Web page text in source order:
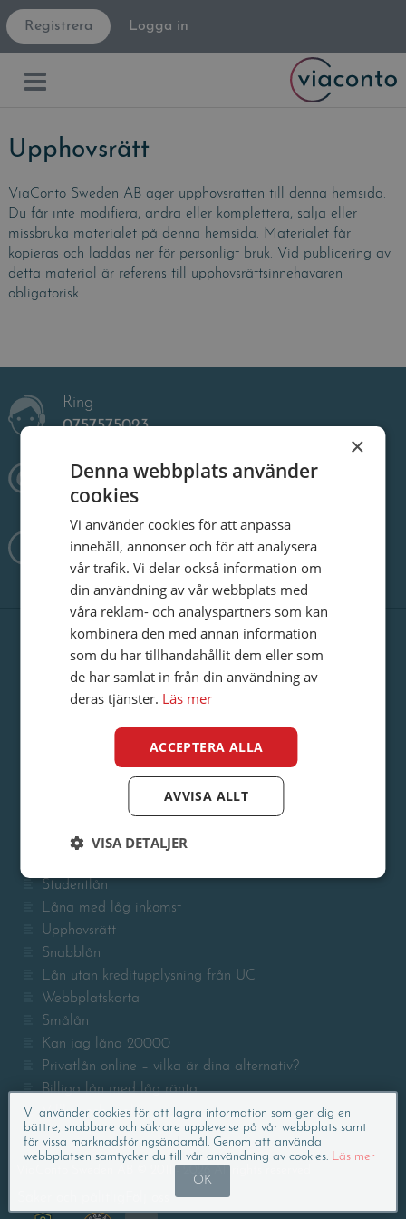
Registrera Logga in
Upphovsrätt
ViaConto Sweden AB äger upphovsrätten till denna hemsida.
Du får inte modifiera, ändra eller komplettera, sälja eller
missbruka materialet på denna hemsida. Materialet får
kopieras och laddas ner för personligt bruk. Vid publicering av
detta material är referens till upphovsrättsinnehavaren
obligatorisk.
Ring
0757575023
Skicka ett mail
info@viaconto.se
Vardagar: 8:30 - 17:00
Internetlån
Låna pengar
Regler för användning av hemsidan
Hur mycket pengar kan jag låna?
Studentlån
Låna med låg inkomst
Upphovsrätt
Snabblån
Lån utan kreditupplysning från UC
Webbplatskarta
Smålån
Kan jag låna 20000
Privatlån online – vilka är dina alternativ?
Billiga lån med låg ränta
Villkor och regler
ViaConto Sweden AB © 2011 - 2026 All rights reserved
Vi använder cookies för att lagra information som ger dig en
bättre, snabbare och säkrare upplevelse på vår webbplats samt
för vissa marknadsföringsändamål. Genom att använda
webbplatsen samtycker du till vår användning av cookies. Läs mer
OK
×
Denna webbplats använder
cookies
Vi använder cookies för att anpassa
innehåll, annonser och för att analysera
vår trafik. Vi delar också information om
din användning av vår webbplats med
våra reklam- och analyspartners som kan
kombinera den med annan information
som du har tillhandahållit dem eller som
de har samlat in från din användning av
deras tjänster. Läs mer
ACCEPTERA ALLA
AVVISA ALLT
VISA DETALJER